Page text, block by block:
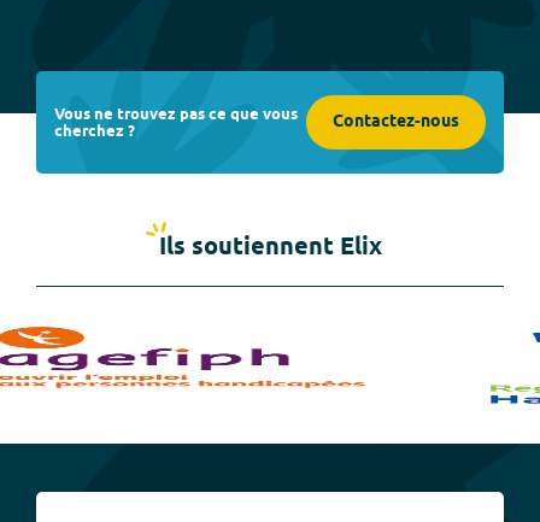
Vous ne trouvez pas ce que vous
cherchez ? Contactez-nous
Ils soutiennent Elix